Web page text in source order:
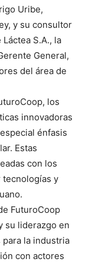
Uribe,
y su consultor
S.A., la
General,
del área de
los
innovadoras
énfasis
Estas
con los
tecnologías y
FuturoCoop
su liderazgo en
la industria
con actores